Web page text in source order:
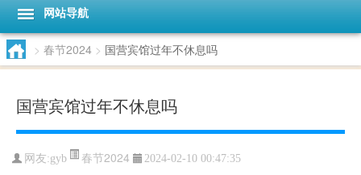
网站导航
> 春节2024 > 国营宾馆过年不休息吗
国营宾馆过年不休息吗
网友:gyb 春节2024 2024-02-10 00:47:35